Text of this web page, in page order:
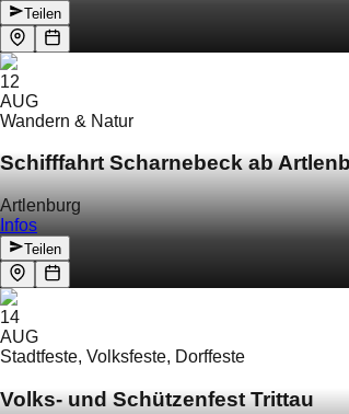
Teilen
12
AUG
Wandern & Natur
Schifffahrt Scharnebeck ab
Artlenburg
Infos
Teilen
14
AUG
Stadtfeste, Volksfeste, Dorffeste
Volks- und Schützenfest Trittau